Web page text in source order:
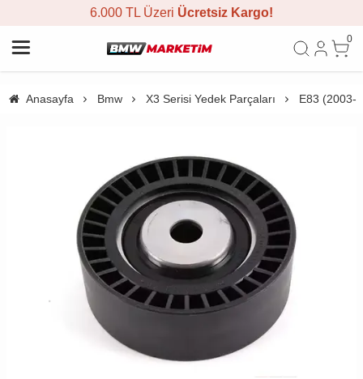
6.000 TL Üzeri Ücretsiz Kargo!
0
Anasayfa Bmw X3 Serisi Yedek Parçaları E83 (2003-